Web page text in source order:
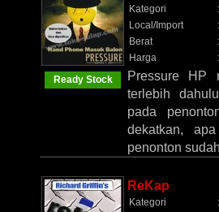
Ready Stock
Kategori
:
Local/Import
:
Berat
:
Harga
:
Pressure HP
terlebih
pada
dekatkan,
penonton
ReKap
Kategori
: